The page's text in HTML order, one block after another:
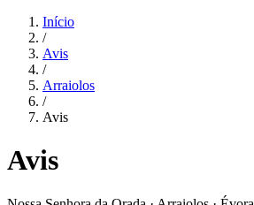
Início
/
Avis
/
Arraiolos
/
Avis
Avis